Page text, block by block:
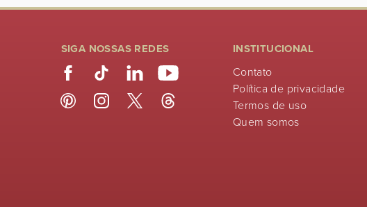
SIGA NOSSAS REDES INSTITUCIONAL
Contato
Política de privacidade
Termos de uso
Quem somos